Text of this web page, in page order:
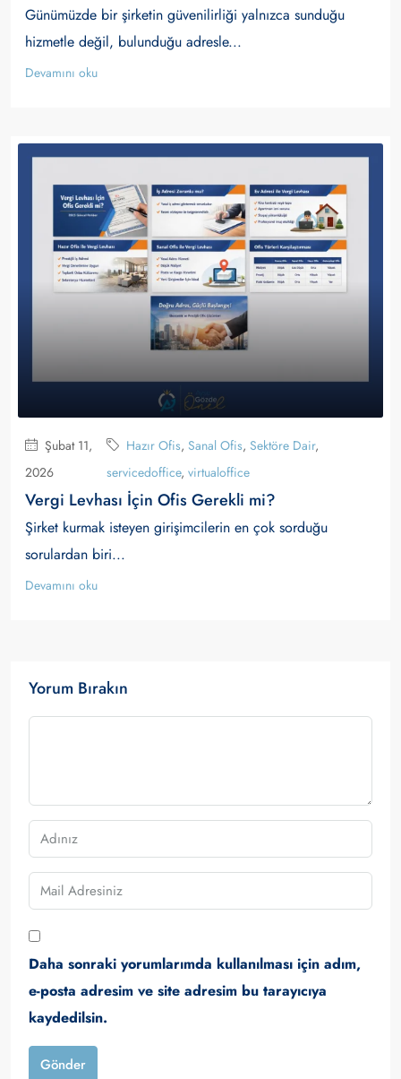
Günümüzde bir şirketin güvenilirliği yalnızca sunduğu
hizmetle değil, bulunduğu adresle...
Devamını oku
Şubat 11,
2026
Hazır Ofis,Sanal Ofis,Sektöre Dair,
servicedoffice,virtualoffice
Vergi Levhası İçin Ofis Gerekli mi?
Şirket kurmak isteyen girişimcilerin en çok sorduğu
sorulardan biri...
Devamını oku
Yorum Bırakın
Daha sonraki yorumlarımda kullanılması için adım,
e-posta adresim ve site adresim bu tarayıcıya
kaydedilsin.
Gönder